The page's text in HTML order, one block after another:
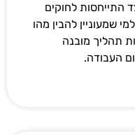
התייחסות לחוקים
שמעוניין להבין מהו
תהליך מובנה
העבודה.